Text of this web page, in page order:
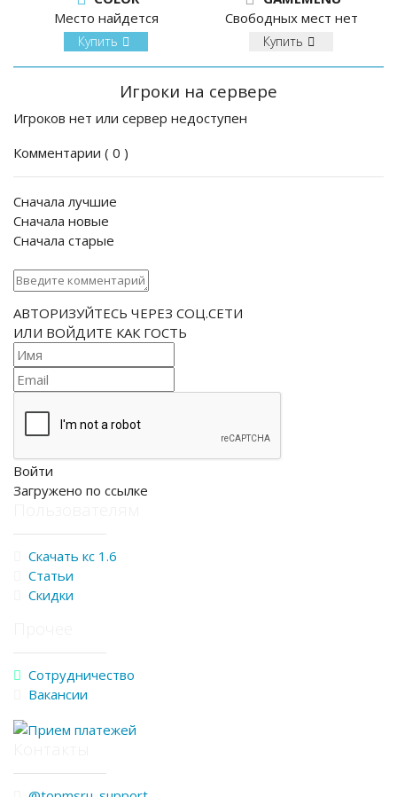
Место найдется
Купить
Свободных мест нет
Купить
Игроки на сервере
Игроков нет или сервер недоступен
Комментарии ( 0 )
Сначала лучшие
Сначала новые
Сначала старые
АВТОРИЗУЙТЕСЬ ЧЕРЕЗ СОЦ.СЕТИ
ИЛИ ВОЙДИТЕ КАК ГОСТЬ
Войти
Загружено по ссылке
Скачать кс 1.6
Статьи
Скидки
Сотрудничество
Вакансии